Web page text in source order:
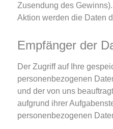
Zusendung des
Aktion werden die Daten
Empfänger der
Der Zugriff auf Ihre
personenbezogenen
und der von uns
aufgrund ihrer
personenbezogenen